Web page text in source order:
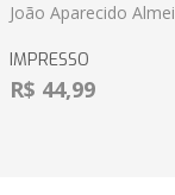
João Aparecido
IMPRESSO
R$ 44,99